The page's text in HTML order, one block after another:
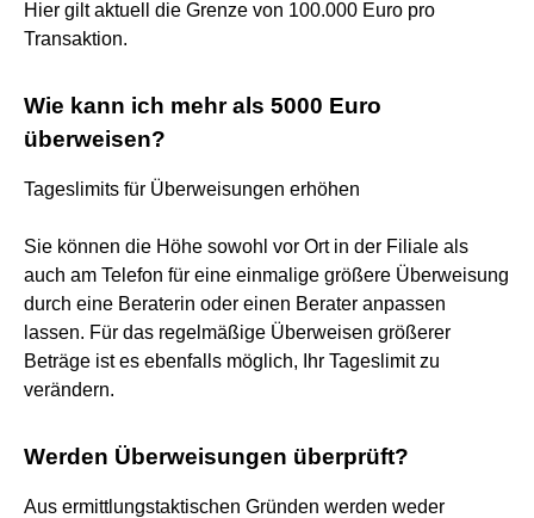
Hier gilt aktuell die Grenze von 100.000 Euro pro
Transaktion.
Wie kann ich mehr als 5000 Euro
überweisen?
Tageslimits für Überweisungen erhöhen
Sie können die Höhe sowohl vor Ort in der Filiale als
auch am Telefon für eine einmalige größere Überweisung
durch eine Beraterin oder einen Berater anpassen
lassen. Für das regelmäßige Überweisen größerer
Beträge ist es ebenfalls möglich, Ihr Tageslimit zu
verändern.
Werden Überweisungen überprüft?
Aus ermittlungstaktischen Gründen werden weder